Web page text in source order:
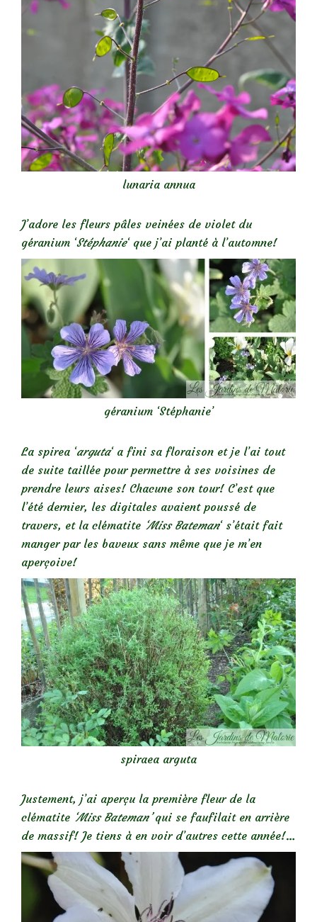
lunaria annua
J’adore les fleurs pâles veinées de violet du
géranium ‘Stéphanie‘ que j’ai planté à l’automne!
géranium ‘Stéphanie’
La spirea ‘arguta‘ a fini sa floraison et je l’ai tout
de suite taillée pour permettre à ses voisines de
prendre leurs aises! Chacune son tour! C’est que
l’été dernier, les digitales avaient poussé de
travers, et la clématite ‘Miss Bateman‘ s’était fait
manger par les baveux sans même que je m’en
aperçoive!
spiraea arguta
Justement, j’ai aperçu la première fleur de la
clématite ‘Miss Bateman’qui se faufilait en arrière
de massif! Je tiens à en voir d’autres cette année!…